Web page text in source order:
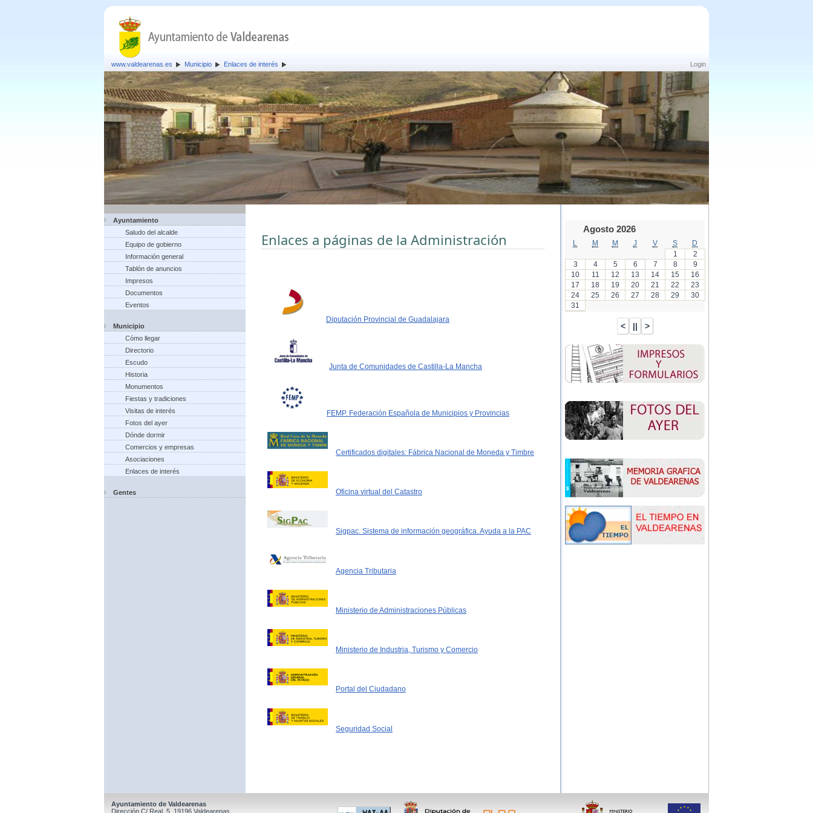
Login
www.valdearenas.es Municipio Enlaces de interés
Ayuntamiento
Saludo del alcalde
Equipo de gobierno
Información general
Tablón de anuncios
Impresos
Documentos
Eventos
Municipio
Cómo llegar
Directorio
Escudo
Historia
Monumentos
Fiestas y tradiciones
Visitas de interés
Fotos del ayer
Dónde dormir
Comercios y empresas
Asociaciones
Enlaces de interés
Gentes
Enlaces a páginas de la Administración
Diputación Provincial de Guadalajara
Junta de Comunidades de Castilla-La Mancha
FEMP. Federación Española de Municipios y Provincias
Certificados digitales: Fábrica Nacional de Moneda y Timbre
Oficina virtual del Catastro
Sigpac. Sistema de información geográfica. Ayuda a la PAC
Agencia Tributaria
Ministerio de Administraciones Públicas
Ministerio de Industria, Turismo y Comercio
Portal del Ciudadano
Seguridad Social
Agosto 2026
M M J V S
D
1
2
3
4 5 6 7 8
9
10
11 12 13 14 15
16
17
18 19 20 21 22
23
24
25 26 27 28 29
30
31
Ayuntamiento de Valdearenas
Dirección C/ Real, 5, 19196 Valdearenas